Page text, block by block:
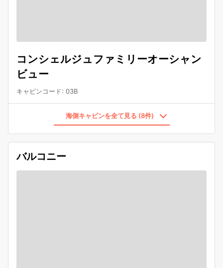
コンシェルジュファミリーオーシャン
ビュー
キャビンコード: 03B
海側キャビンを全て見る (8件)
バルコニー